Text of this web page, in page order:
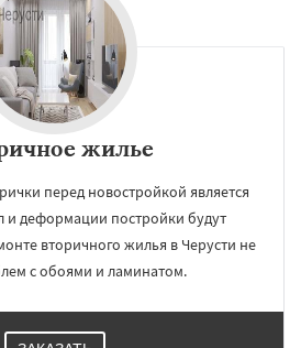
жилье
перед новостройкой является
и деформации постройки будут
вторичного жилья в Черусти не
с обоями и ламинатом.